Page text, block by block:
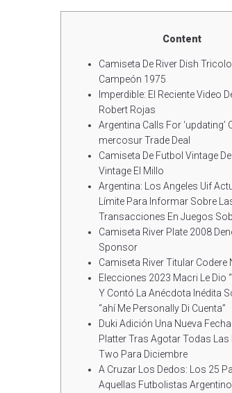
Content
Camiseta De River Dish
Campeón 1975
Imperdible: El Reciente Video
Robert Rojas
Argentina Calls For ‘updating’
mercosur Trade Deal
Camiseta De Futbol Vintage
Vintage El Millo
Argentina: Los Angeles Uif
Límite Para Informar Sobre
Transacciones En Juegos
Camiseta River Plate 2008
Sponsor
Camiseta River Titular Codere
Elecciones 2023 Macri Le Dio
Y Contó La Anécdota Inédita
“ahí Me Personally Di Cuenta”
Duki Adición Una Nueva
Platter Tras Agotar Todas Las
Two Para Diciembre
A Cruzar Los Dedos: Los 25
Aquellas Futbolistas